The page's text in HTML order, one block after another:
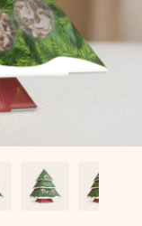
doopravdy
jen spousta